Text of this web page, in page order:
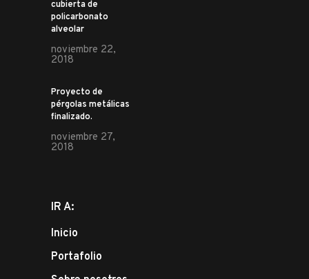
noviembre 22,
2018
cubierta de
policarbonato
alveolar
noviembre 27,
2018
Proyecto de
pérgolas metálicas
finalizado.
IR A:
Inicio
Portafolio